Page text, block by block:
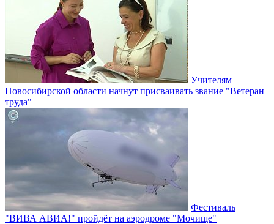
Учителям
Новосибирской области начнут присваивать звание "Ветеран
труда"
Фестиваль
"ВИВА АВИА!" пройдёт на аэродроме "Мочище"